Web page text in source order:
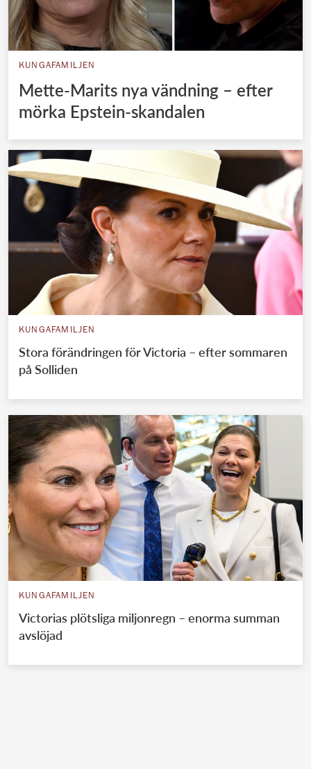
KUNGAFAMILJEN
Mette-Marits nya vändning – efter
mörka Epstein-skandalen
KUNGAFAMILJEN
Stora förändringen för Victoria – efter sommaren
på Solliden
KUNGAFAMILJEN
Victorias plötsliga miljonregn – enorma summan
avslöjad